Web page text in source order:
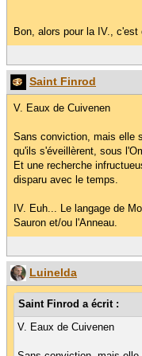
Bon, alors pour la IV., c'est
Saint Finrod
V. Eaux de Cuivenen
Sans conviction, mais elle
qu'ils s'éveillèrent, sous
Et une recherche
disparu avec le temps.
IV. Euh... Le langage de
Sauron et/ou l'Anneau.
Luinelda
Saint Finrod a écrit :
V. Eaux de Cuivenen